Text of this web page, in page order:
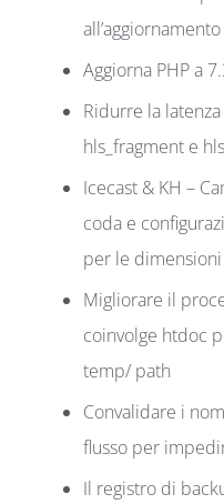
all’aggiornamento
Aggiorna PHP a
Ridurre la
hls_fragment e
Icecast & KH –
coda e
per le
Migliorare il
coinvolge htdoc
temp/ path
Convalidare i
flusso per
Il registro di